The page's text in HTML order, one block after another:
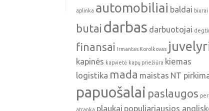
aplinka automobiliai baldai biurai
butai darbas darbuotojai
finansai Irmantas Korolkovas
kapinės kapvietė kapų priežiūra kiemas
logistika mada maistas NT
papuošalai paslaugos
atranka plaukai populiariausios